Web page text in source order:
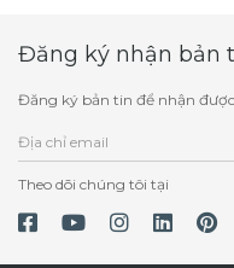
Đăng ký nhận bản
Đăng ký bản tin để nhận
Theo dõi chúng tôi tại